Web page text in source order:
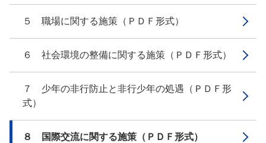
５ 職場に関する施策（ＰＤＦ形式）
６ 社会環境の整備に関する施策（ＰＤＦ形式）
７ 少年の非行防止と非行少年の処遇（ＰＤＦ形
式）
８ 国際交流に関する施策（ＰＤＦ形式）